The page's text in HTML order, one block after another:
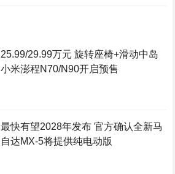
25.99/29.99万元 旋转座椅+滑动中岛
小米澎程N70/N90开启预售
最快有望2028年发布 官方确认全新马
自达MX-5将提供纯电动版